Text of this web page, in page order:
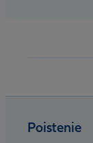
Poistenie